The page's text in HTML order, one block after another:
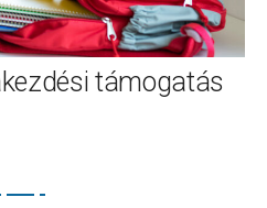
támogatás